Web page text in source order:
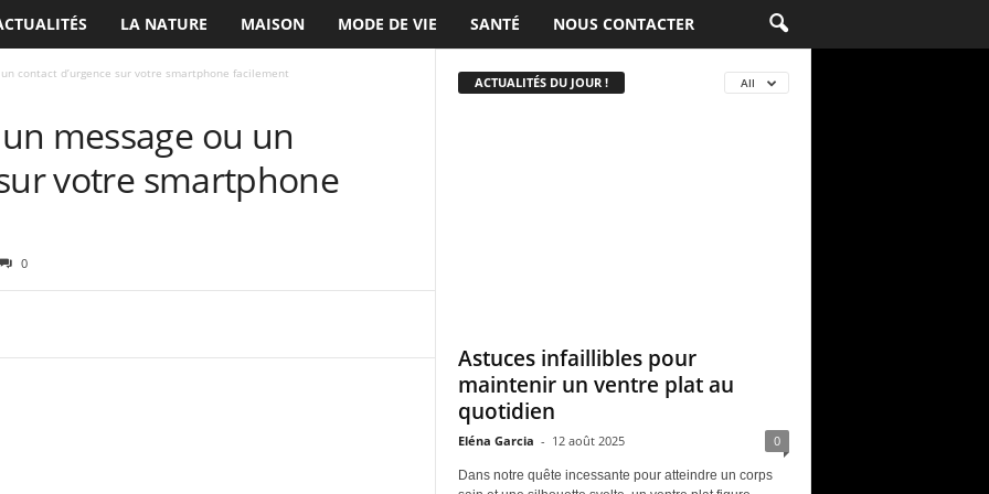
LA NATURE MAISON MODE DE VIE SANTÉ NOUS CONTACTER
contact d’urgence sur votre smartphone facilement
message ou un
votre smartphone
0
ACTUALITÉS DU JOUR ! All
Astuces infaillibles pour
maintenir un ventre plat au
quotidien
Eléna Garcia - 12 août 2025 0
Dans notre quête incessante pour atteindre un corps